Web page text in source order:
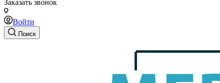
Заказать звонок
Войти
Поиск